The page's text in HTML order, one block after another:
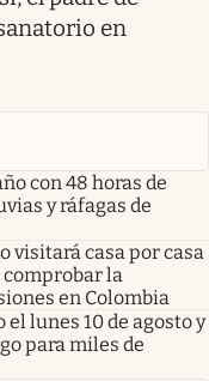
en
con 48 horas de
y ráfagas de
visitará casa por casa
la
en Colombia
lunes 10 de agosto y
para miles de